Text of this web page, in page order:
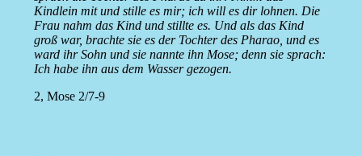
Kindlein mit und stille es mir; ich will es dir lohnen. Die
Frau nahm das Kind und stillte es. Und als das Kind
groß war, brachte sie es der Tochter des Pharao, und es
ward ihr Sohn und sie nannte ihn Mose; denn sie sprach:
Ich habe ihn aus dem Wasser gezogen.
2, Mose 2/7-9